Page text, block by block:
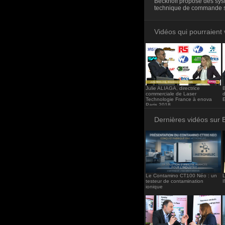
<iframe
technique de commande
Vidéos qui pourraient
Julie ALIAGA, directrice
commerciale de Laser
Technologie France à enova
Paris 2018
Dernières vidéos sur
Le Contamino CT100 Néo : un
testeur de contamination
ionique